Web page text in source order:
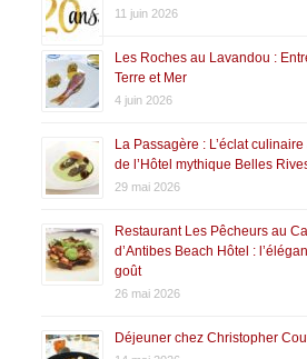
11 juin 2026
Les Roches au Lavandou :
Terre et Mer
4 juin 2026
La Passagère : L’éclat
de l’Hôtel mythique Belles
29 mai 2026
Restaurant Les Pêcheurs au
d’Antibes Beach Hôtel :
goût
26 mai 2026
Déjeuner chez Christopher